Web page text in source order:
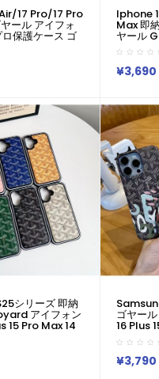
17 Pro/17 Pro
ール アイフォ
ロ保護ケース ゴ
ーションゴール
ャカードケー
ホン 17 Air 16
イフォーン13
ス Goyard
16 15 12 13
ランドゴヤール
Iphone
Max 即
ヤール
15 16
人気 ゴ
IPhone
ス カジ
マホケ
Iphone
14 13 携
¥3,690
シリーズ 即納
アイフォン
15 Pro Max 14
ソン ギャラクシ
SCG26
S21 Note20
ル Goyard ブ
ゴヤー
16 Plus
スサム
S24
S22 S21
ール
¥3,790